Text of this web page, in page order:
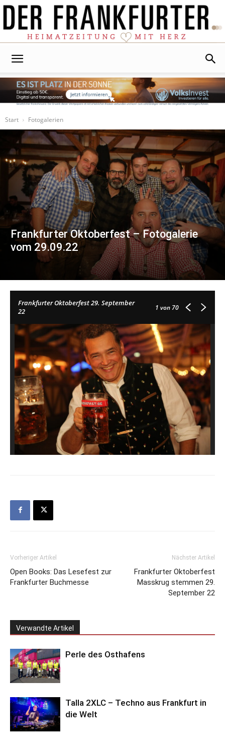
Start
Fotogalerien
Frankfurter Oktoberfest – Fotogalerie
vom 29.09.22
Frankfurter Oktoberfest 29. September
22
1 von 70
Vorheriger Artikel
Open Books: Das Lesefest zur
Frankfurter Buchmesse
Nächster Artikel
Frankfurter Oktoberfest
Masskrug stemmen 29.
September 22
Verwandte Artikel
Perle des Osthafens
Talla 2XLC – Techno aus Frankfurt in
die Welt